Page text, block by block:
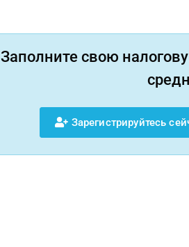
Заполните свою
Зарегистрируйтесь